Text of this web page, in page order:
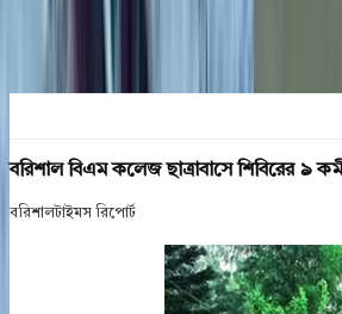
বরিশাল বিএম কলেজ ছাত্রাবাসে শিবিরের ৯
বরিশালটাইমস রিপোর্ট